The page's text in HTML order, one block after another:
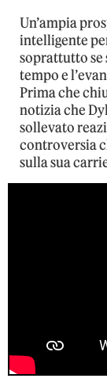
Un’ampia
intelligente
soprattutto se
tempo e
Prima che
notizia che
sollevato
controversia
sulla sua